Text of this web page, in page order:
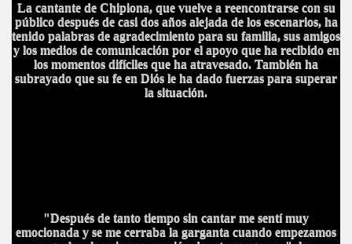
La cantante de Chipiona, que vuelve a reencontrarse con su
público después de casi dos años alejada de los escenarios, ha
tenido palabras de agradecimiento para su familia, sus amigos
y los medios de comunicación por el apoyo que ha recibido en
los momentos difíciles que ha atravesado. También ha
subrayado que su fe en Diós le ha dado fuerzas para superar
la situación.
"Después de tanto tiempo sin cantar me sentí muy
emocionada y se me cerraba la garganta cuando empezamos